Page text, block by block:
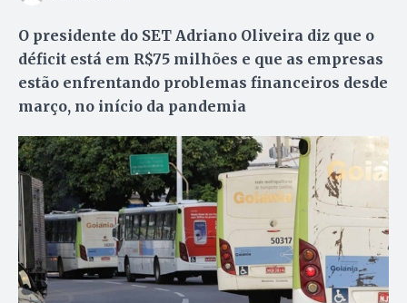
O presidente do SET Adriano Oliveira diz que o
déficit está em R$75 milhões e que as empresas
estão enfrentando problemas financeiros desde
março, no início da pandemia